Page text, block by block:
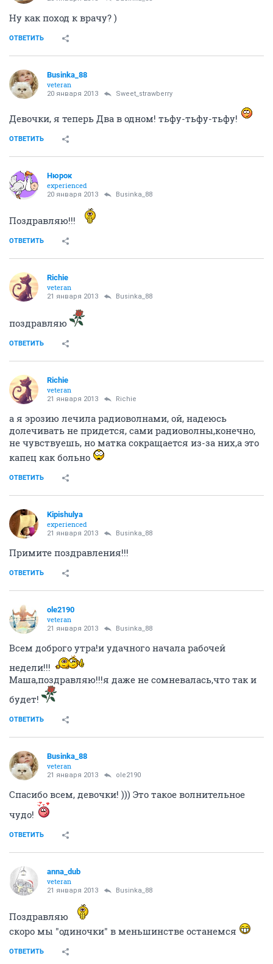
ОТВЕТИТЬ
RainbowOfMoon
19 января 2013
ее потом так вытаскивать не приятно.. бррр... как
вспомню... это самое не приятное из всего что та
было. слабонервным не читать под спойлером.
Показать спойлер
ОТВЕТИТЬ
anna_dub
19 января 2013
бррр... какие ужасы Катя рассказывает...
RainbowOfMoon
guru
пусть они всех обойдут стороной!
ОТВЕТИТЬ
19 января 2013
У меня с прошлой гистеры уже год прошел. Поэтому
решили повторить. Лучше уж сразу под одним
наркозом две операции
ОТВЕТИТЬ
Sweet_strawberry
guru
20 января 2013 Businka_88
Ну как поход к врачу? )
ОТВЕТИТЬ
veteran
20 января 2013
Девочки, я теперь Два в одном! тьфу-тьфу-тьфу!
ОТВЕТИТЬ
Нюрок
experienced
Поздравляю!!!
ОТВЕТИТЬ
veteran
21 января 2013 Businka_88
поздравляю